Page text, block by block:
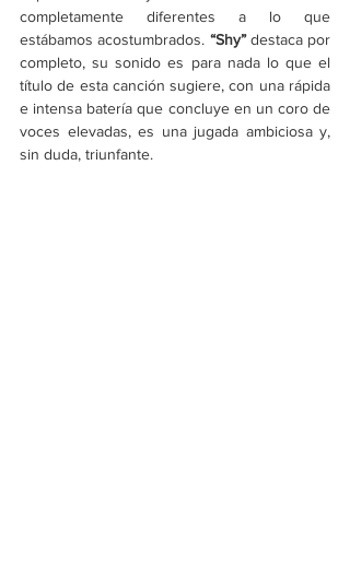
completamente diferentes a lo que
estábamos acostumbrados. “Shy” destaca por
completo, su sonido es para nada lo que el
título de esta canción sugiere, con una rápida
e intensa batería que concluye en un coro de
voces elevadas, es una jugada ambiciosa y,
sin duda, triunfante.